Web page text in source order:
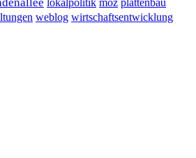
weblog wirtschaftsentwicklung